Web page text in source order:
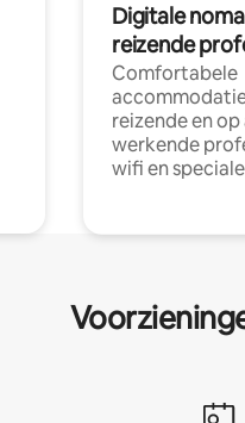
Digitale
reizende
Comfortabele
reizende en
werkende
wifi en